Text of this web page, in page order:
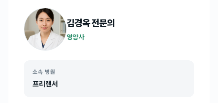
김경옥전문의
영양사
소속 병원
프리랜서